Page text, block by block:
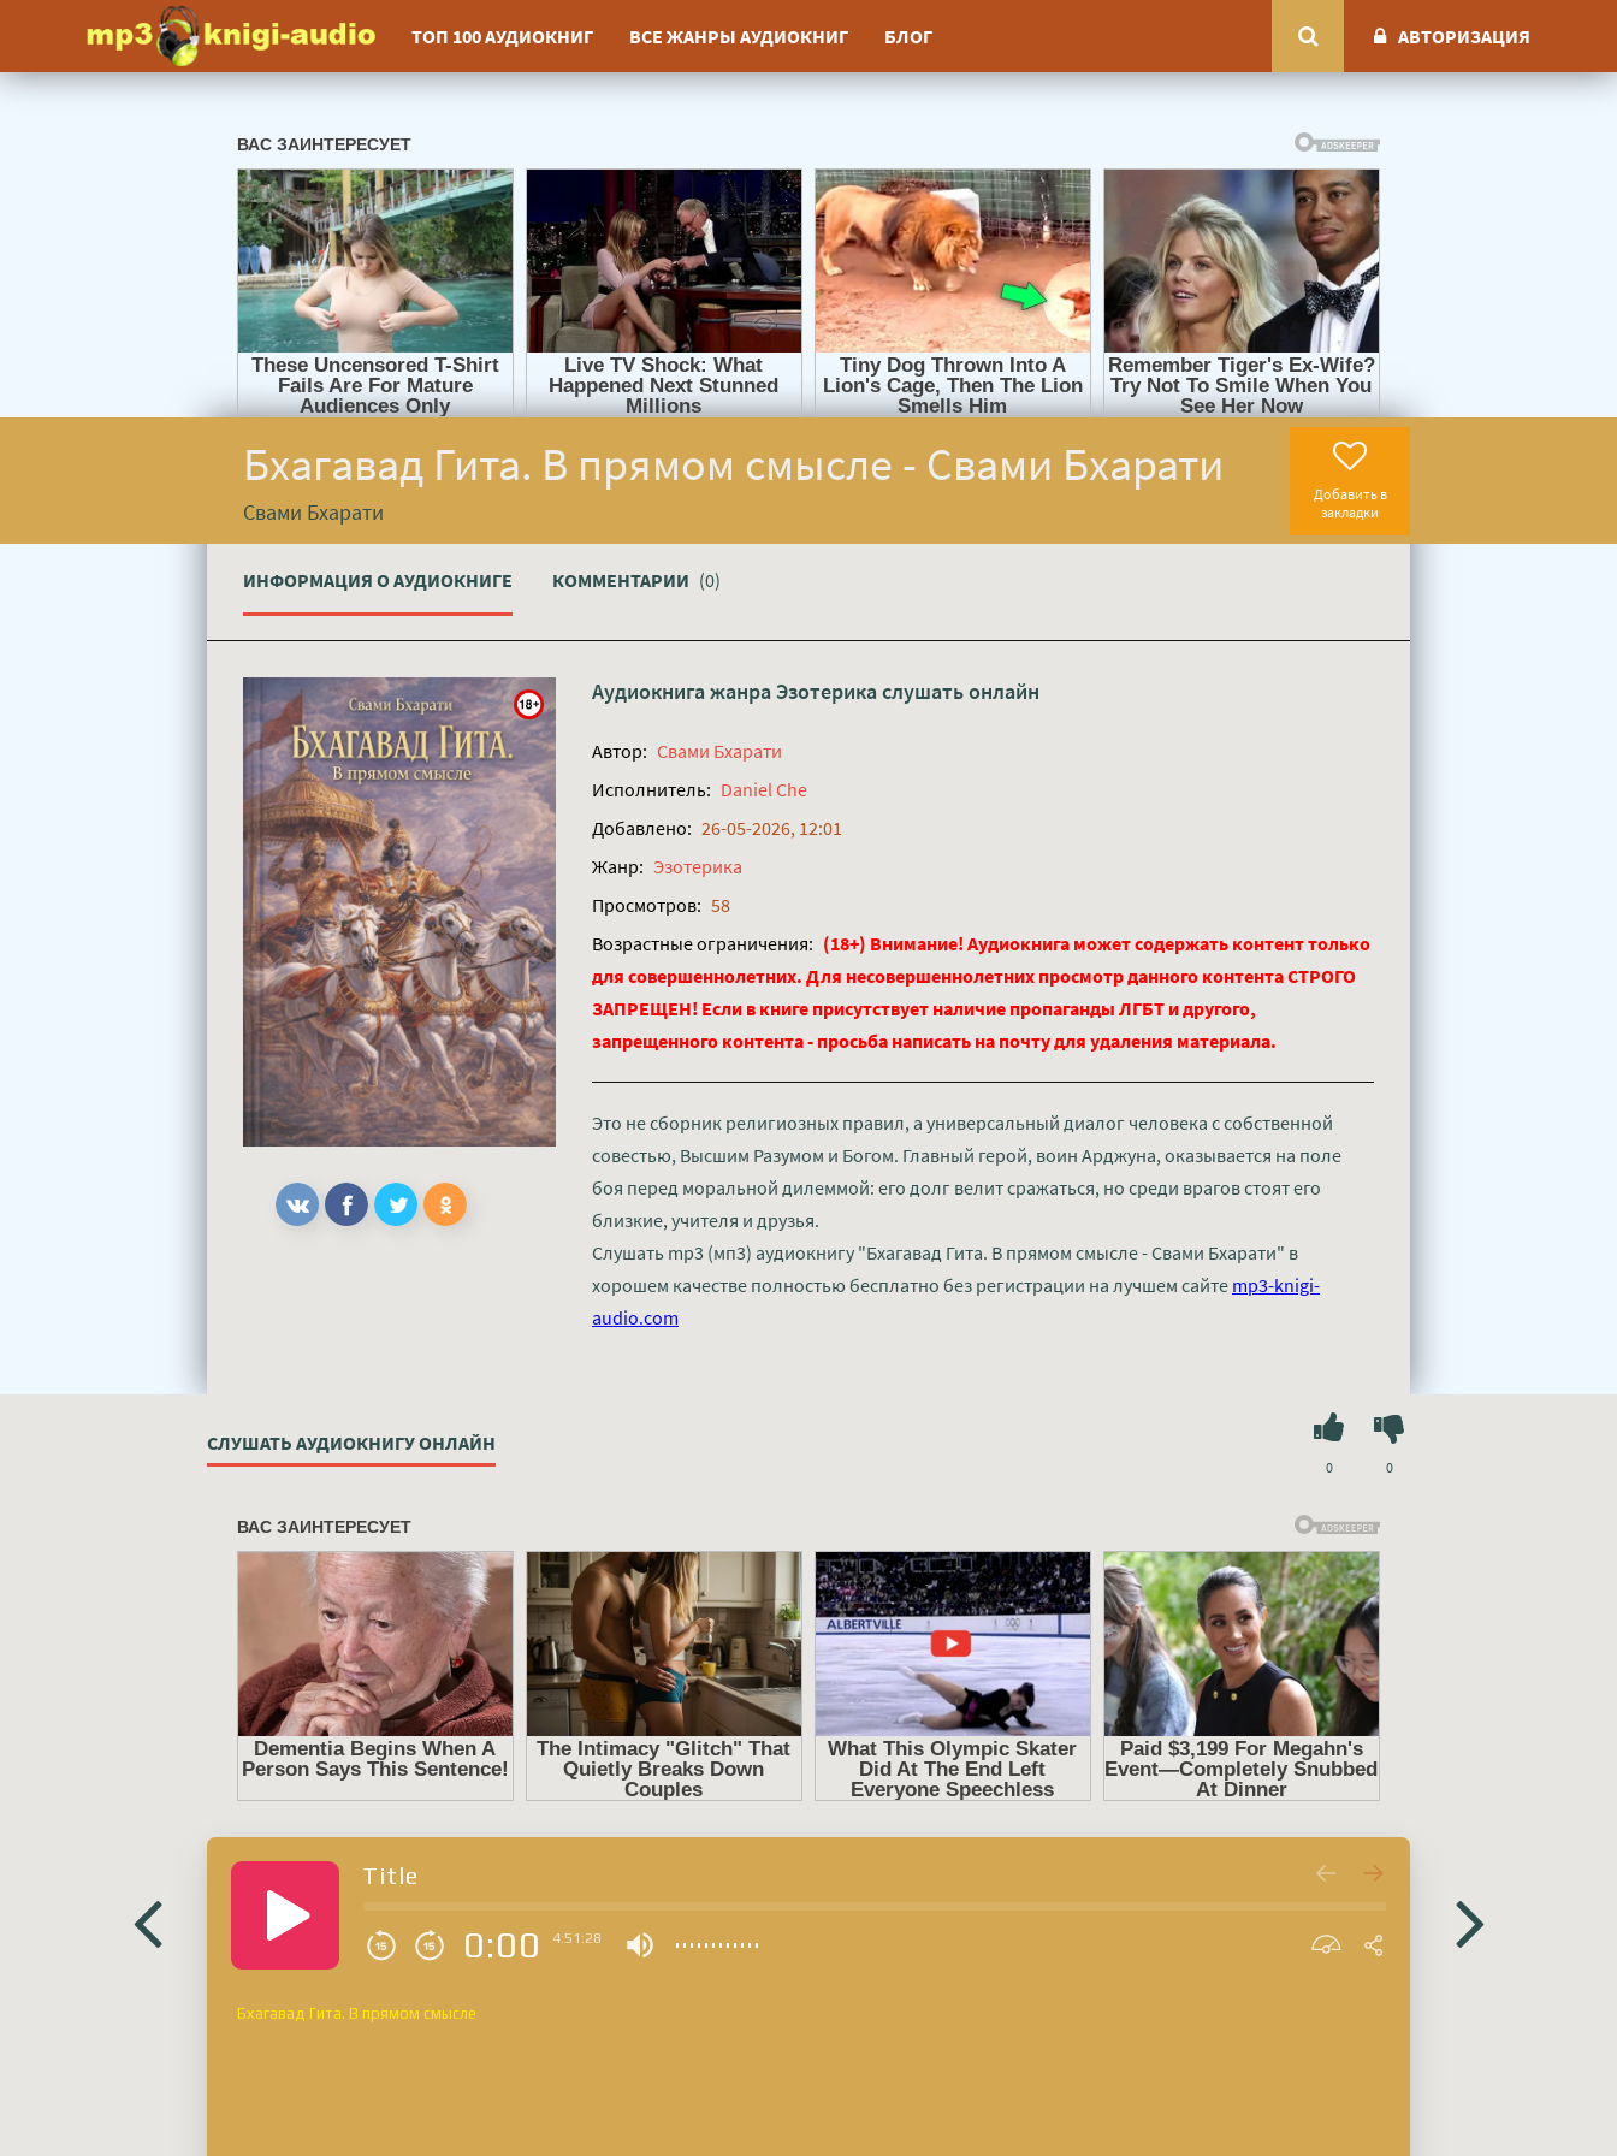
ТОП 100 АУДИОКНИГ ВСЕ ЖАНРЫ АУДИОКНИГ БЛОГ АВТОРИЗАЦИЯ
Бхагавад Гита. В прямом смысле - Свами Бхарати
Свами Бхарати
Добавить в
закладки
ИНФОРМАЦИЯ О АУДИОКНИГЕ КОММЕНТАРИИ (0)
Аудиокнига жанра Эзотерика слушать онлайн
Автор: Свами Бхарати
Исполнитель: Daniel Che
Добавлено: 26-05-2026, 12:01
Жанр: Эзотерика
Просмотров: 58
Возрастные ограничения: (18+) Внимание! Аудиокнига может содержать контент только
для совершеннолетних. Для несовершеннолетних просмотр данного контента СТРОГО
ЗАПРЕЩЕН! Если в книге присутствует наличие пропаганды ЛГБТ и другого,
запрещенного контента - просьба написать на почту для удаления материала.
Это не сборник религиозных правил, а универсальный диалог человека с собственной
совестью, Высшим Разумом и Богом. Главный герой, воин Арджуна, оказывается на поле
боя перед моральной дилеммой: его долг велит сражаться, но среди врагов стоят его
близкие, учителя и друзья.
Слушать mp3 (мп3) аудиокнигу "Бхагавад Гита. В прямом смысле - Свами Бхарати" в
хорошем качестве полностью бесплатно без регистрации на лучшем сайте mp3-knigi-
audio.com
СЛУШАТЬ АУДИОКНИГУ ОНЛАЙН
0 0
Title
0:00 4:51:28
Бхагавад Гита. В прямом смысле